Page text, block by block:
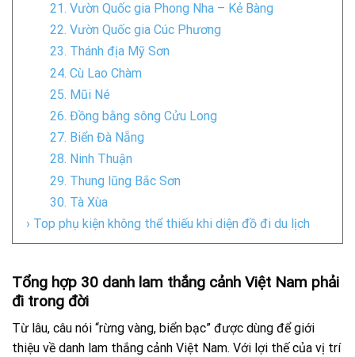
21. Vườn Quốc gia Phong Nha – Kẻ Bàng
22. Vườn Quốc gia Cúc Phương
23. Thánh địa Mỹ Sơn
24. Cù Lao Chàm
25. Mũi Né
26. Đồng bằng sông Cửu Long
27. Biển Đà Nẵng
28. Ninh Thuận
29. Thung lũng Bắc Sơn
30. Tà Xùa
› Top phụ kiện không thể thiếu khi diện đồ đi du lịch
Tổng hợp 30 danh lam thắng cảnh Việt Nam phải
đi trong đời
Từ lâu, câu nói “rừng vàng, biển bạc” được dùng để giới
thiệu về danh lam thắng cảnh Việt Nam. Với lợi thế của vị trí